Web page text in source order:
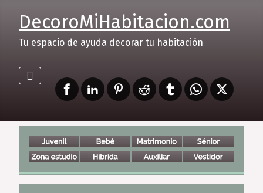
DecoroMiHabitacion.com
Tu espacio de ayuda decorar tu habitación